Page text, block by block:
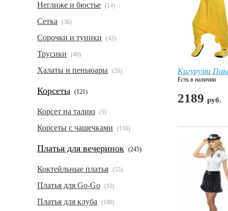
Неглиже и бюстье (14)
Сетка (36)
Сорочки и туники (42)
Трусики (40)
Халаты и пеньюары (26)
Корсеты (121)
Корсет на талию (5)
Корсеты с чашечками (116)
Платья для вечеринок (245)
Коктейльные платья (55)
Платья для Go-Go (10)
Платья для клуба (180)
Кигуруми
Есть в наличии
2189 руб.